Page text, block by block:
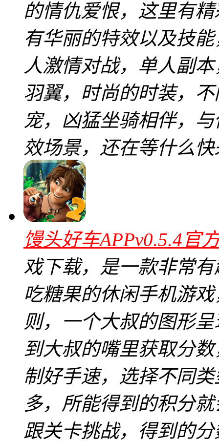
的情仇爱恨，这里有
有华丽的特效以及技
人激情对战，单人副
羽翼，时尚的时装，
宠，凶猛坐骑相伴，
效场景，还在等什么
馒头好车APPv0.5.4官
戏下载，是一款非常
吃糖果的休闲手机游
则，一个大叔的图形
到大叔的嘴里获取分
制好手速，选择不同
多，所能得到的积分
跟关卡挑战，得到的